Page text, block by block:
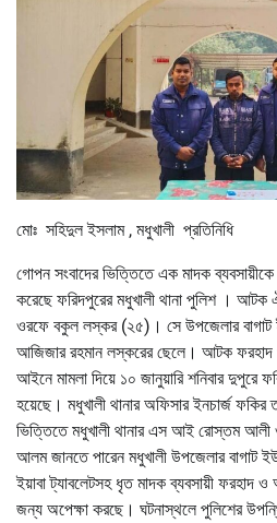
মোঃ সহিদুল ইসলাম , মধুখালী প্রতিনিধি
গোপন সংবাদের ভিত্তিতে এক মাদক
করেছে ফরিদপুরের মধুখালী থানা পুলিশ । আটক
ওরফে বকুল লস্কর (২৫)। সে উপজেলার বাগাট
আজিজার রহমান লস্করের ছেলে। আটক ফরহাদ
আইনে মামলা দিয়ে ১০ জানুয়ারি শনিবার দুপুরে
হয়েছে। মধুখালী থানার অফিসার ইনচার্জ
ভিত্তিতে মধুখালী থানার এস আই রোস্তম
আলম জানতে পারেন মধুখালী উপজেলার বাগাট
ইয়াবা ট্যাবলেটসহ ধৃত মাদক ব্যবসায়ী ফরহাদ
জন্য অপেক্ষা করছে। ঘটনাস্থলে পুলিশের